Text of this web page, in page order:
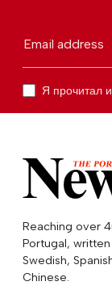
Email address
Я прочитал
Reaching over
Portugal,
Swedish,
Chinese.